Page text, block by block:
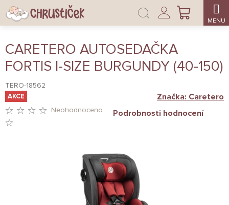
Přejít
na
obsah
NÁKUPNÍ
Přihlášení
CARETERO AUTOSEDAČKA
FORTIS I-SIZE BURGUNDY (40-150)
TERO-18562
AKCE
Neohodnoceno Podrobnosti hodnocení
Značka: Caretero